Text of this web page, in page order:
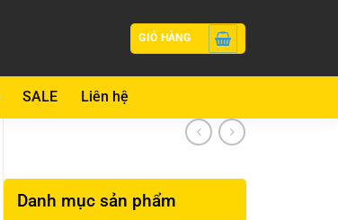
GIỎ HÀNG
SALE Liên hệ
Danh mục sản phẩm